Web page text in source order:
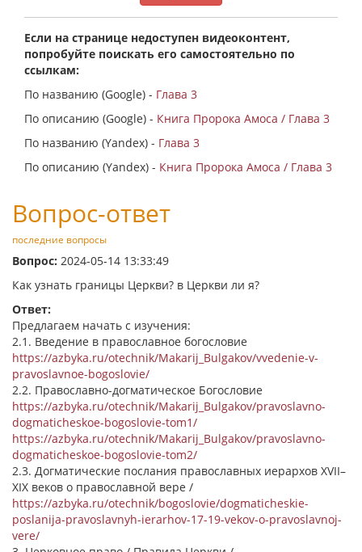
Если на странице недоступен видеоконтент,
попробуйте поискать его самостоятельно по
ссылкам:
По названию (Google) - Глава 3
По описанию (Google) - Книга Пророка Амоса / Глава 3
По названию (Yandex) - Глава 3
По описанию (Yandex) - Книга Пророка Амоса / Глава 3
Вопрос-ответ
последние вопросы
Вопрос: 2024-05-14 13:33:49
Как узнать границы Церкви? в Церкви ли я?
Ответ:
Предлагаем начать с изучения:
2.1. Введение в православное богословие
https://azbyka.ru/otechnik/Makarij_Bulgakov/vvedenie-v-
pravoslavnoe-bogoslovie/
2.2. Православно-догматическое Богословие
https://azbyka.ru/otechnik/Makarij_Bulgakov/pravoslavno-
dogmaticheskoe-bogoslovie-tom1/
https://azbyka.ru/otechnik/Makarij_Bulgakov/pravoslavno-
dogmaticheskoe-bogoslovie-tom2/
2.3. Догматические послания православных иерархов XVII–
XIX веков о православной вере /
https://azbyka.ru/otechnik/bogoslovie/dogmaticheskie-
poslanija-pravoslavnyh-ierarhov-17-19-vekov-o-pravoslavnoj-
vere/